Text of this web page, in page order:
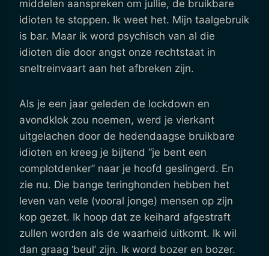
middelen aanspreken om jullie, de bruikbare
idioten te stoppen. Ik weet het. Mijn taalgebruik
is bar. Maar ik word psychisch van al die
idioten die door angst onze rechtstaat in
sneltreinvaart aan het afbreken zijn.
Als je een jaar geleden de lockdown en
avondklok zou noemen, werd je vierkant
uitgelachen door de hedendaagse bruikbare
idioten en kreeg je bijtend “je bent een
complotdenker” naar je hoofd geslingerd. En
zie nu. Die bange teringhonden hebben het
leven van vele (vooral jonge) mensen op zijn
kop gezet. Ik hoop dat ze keihard afgestraft
zullen worden als de waarheid uitkomt. Ik wil
dan graag ‘beul’ zijn. Ik word bozer en bozer.